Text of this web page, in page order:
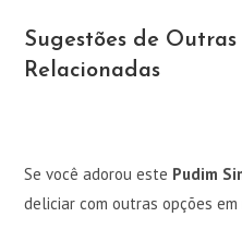
Sugestões de Outras
Relacionadas
Se você adorou este Pudim
deliciar com outras opções